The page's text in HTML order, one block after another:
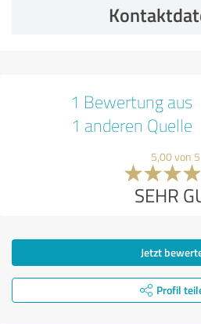
1 Bewertung aus
1 anderen Quelle
5,00 von 5
SEHR
Jetzt
Profil